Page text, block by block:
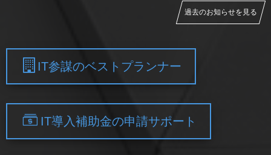
過去のお知らせを見る
IT参謀のベストプランナー
IT導入補助金の申請サポート